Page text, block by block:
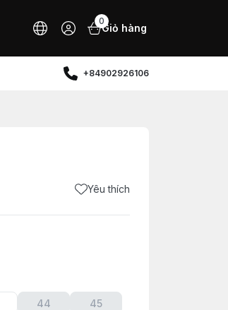
0
Giỏ hàng
+84902926106
Yêu thích
44 45